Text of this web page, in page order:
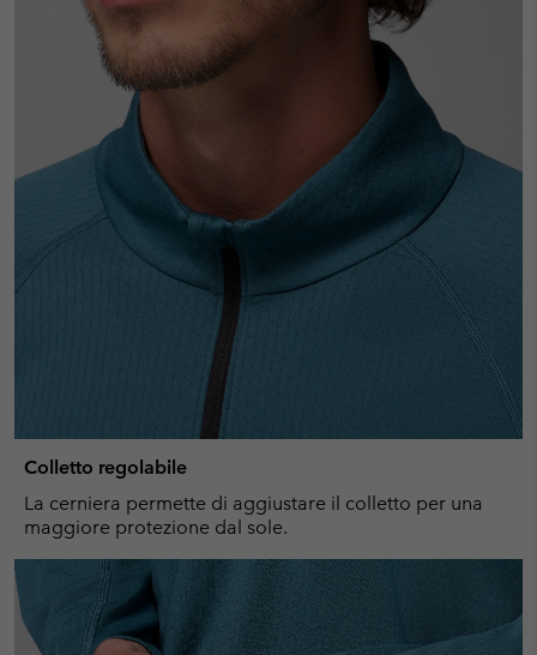
Colletto regolabile
La cerniera permette di aggiustare il colletto per una
maggiore protezione dal sole.